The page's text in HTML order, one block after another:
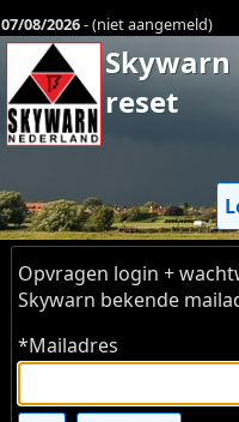
07/08/2026- (niet aangemeld)
Skywarn
reset
Opvragen login +
Skywarn bekende
*Mailadres